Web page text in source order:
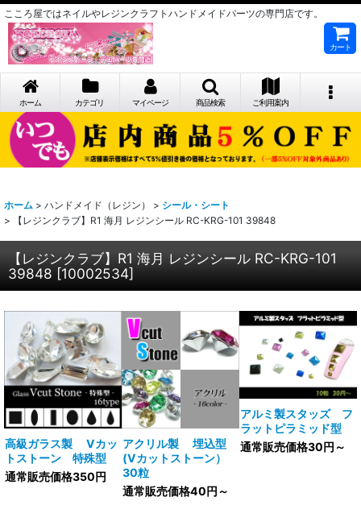
こころ屋ではネイルやレジンクラフトハンドメイドパーツの専門店です。
カート
ホーム カテゴリ マイページ 商品検索 ご利用案内
ホーム > ハンドメイド（レジン） > シール・シート
>
【レジンクラブ】R1 海月 レジンシール RC-KRG-101 39848
【レジンクラブ】R1 海月 レジンシール RC-KRG-101
39848 [10002534]
高級ガラス製 Vカッ
トストーン 特殊型
通常販売価格350円
アクリル製 埋込型
(Vカットストーン）
30粒
通常販売価格40円～
アルミ製スタッズ フ
ラットピラミッド型
通常販売価格30円～